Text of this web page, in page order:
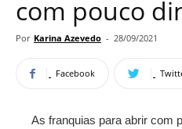
com pouco
Por Karina Azevedo - 28/09/2021
Facebook
As franquias para abrir com